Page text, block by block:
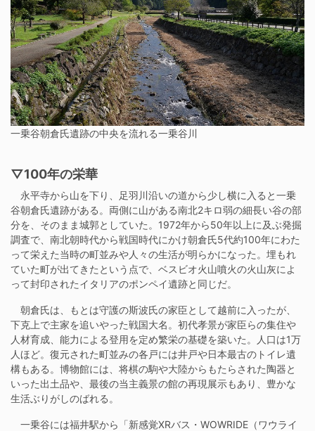
一乗谷朝倉氏遺跡の中央を流れる一乗谷川
▽100年の栄華
永平寺から山を下り、足羽川沿いの道から少し横に入ると一乗
谷朝倉氏遺跡がある。両側に山がある南北2キロ弱の細長い谷の部
分を、そのまま城郭としていた。1972年から50年以上に及ぶ発掘
調査で、南北朝時代から戦国時代にかけ朝倉氏5代約100年にわた
って栄えた当時の町並みや人々の生活が明らかになった。埋もれ
ていた町が出てきたという点で、ベスビオ火山噴火の火山灰によ
って封印されたイタリアのポンペイ遺跡と同じだ。
朝倉氏は、もとは守護の斯波氏の家臣として越前に入ったが、
下克上で主家を追いやった戦国大名。初代孝景が家臣らの集住や
人材育成、能力による登用を定め繁栄の基礎を築いた。人口は1万
人ほど。復元された町並みの各戸には井戸や日本最古のトイレ遺
構もある。博物館には、将棋の駒や大陸からもたらされた陶器と
いった出土品や、最後の当主義景の館の再現展示もあり、豊かな
生活ぶりがしのばれる。
一乗谷には福井駅から「新感覚XRバス・WOWRIDE（ワウライ